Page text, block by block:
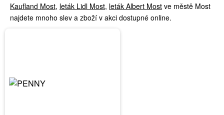
Kaufland Most, leták Lidl Most, leták Albert Most ve městě Most
najdete mnoho slev a zboží v akci dostupné online.